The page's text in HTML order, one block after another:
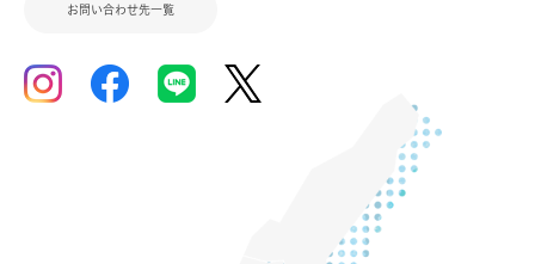
お問い合わせ先一覧